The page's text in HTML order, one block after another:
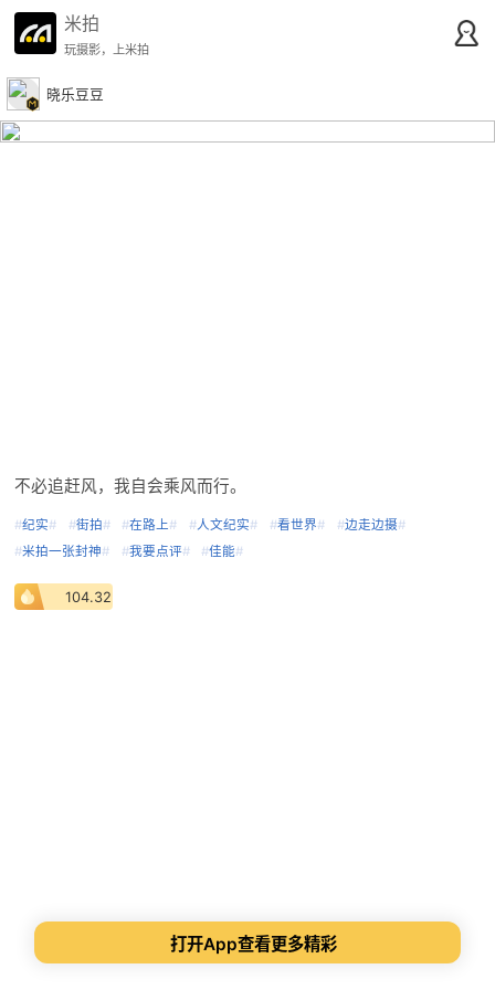
米拍
玩摄影，上米拍
晓乐豆豆
不必追赶风，我自会乘风而行。
#纪实# #街拍# #在路上# #人文纪实# #看世界# #边走边摄#
#米拍一张封神# #我要点评# #佳能#
104.32
打开App查看更多精彩